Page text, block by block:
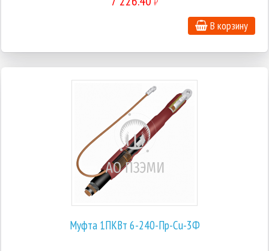
В корзину
Муфта 1ПКВт 6-240-Пр-Cu-3Ф